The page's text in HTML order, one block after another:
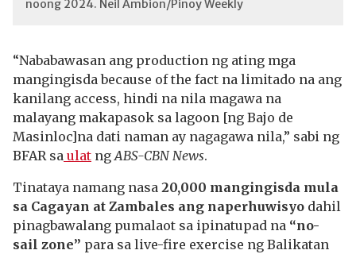
noong 2024. Neil Ambion/Pinoy Weekly
“Nababawasan ang production ng ating mga
mangingisda because of the fact na limitado na ang
kanilang access, hindi na nila magawa na
malayang makapasok sa lagoon [ng Bajo de
Masinloc]na dati naman ay nagagawa nila,” sabi ng
BFAR sa ulat ng ABS-CBN News.
Tinataya namang nasa 20,000 mangingisda mula
sa Cagayan at Zambales ang naperhuwisyo dahil
pinagbawalang pumalaot sa ipinatupad na “no-
sail zone” para sa live-fire exercise ng Balikatan